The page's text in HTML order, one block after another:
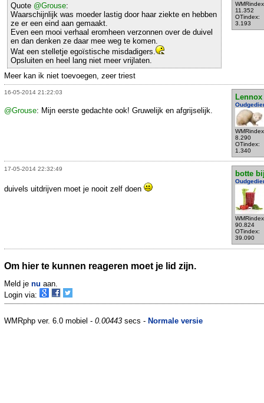
11.352
OTindex:
3.193
Quote @Grouse:
Waarschijnlijk was moeder lastig door haar ziekte en hebben
ze er een eind aan gemaakt.
Even een mooi verhaal eromheen verzonnen over de duivel
en dan denken ze daar mee weg te komen.
Wat een stelletje egoïstische misdadigers.
Opsluiten en heel lang niet meer vrijlaten.
Meer kan ik niet toevoegen, zeer triest
16-05-2014 21:22:03
Lennox
8.290
OTindex:
1.340
@Grouse: Mijn eerste gedachte ook! Gruwelijk en afgrijselijk.
17-05-2014 22:32:49
botte
90.824
OTindex:
39.090
duivels uitdrijven moet je nooit zelf doen
Om hier te kunnen reageren moet je lid zijn.
Meld je nu aan.
Login via:
WMRphp ver. 6.0 mobiel - 0.00443 secs - Normale versie